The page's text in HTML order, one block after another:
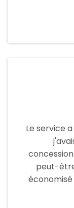
Le service
peut-